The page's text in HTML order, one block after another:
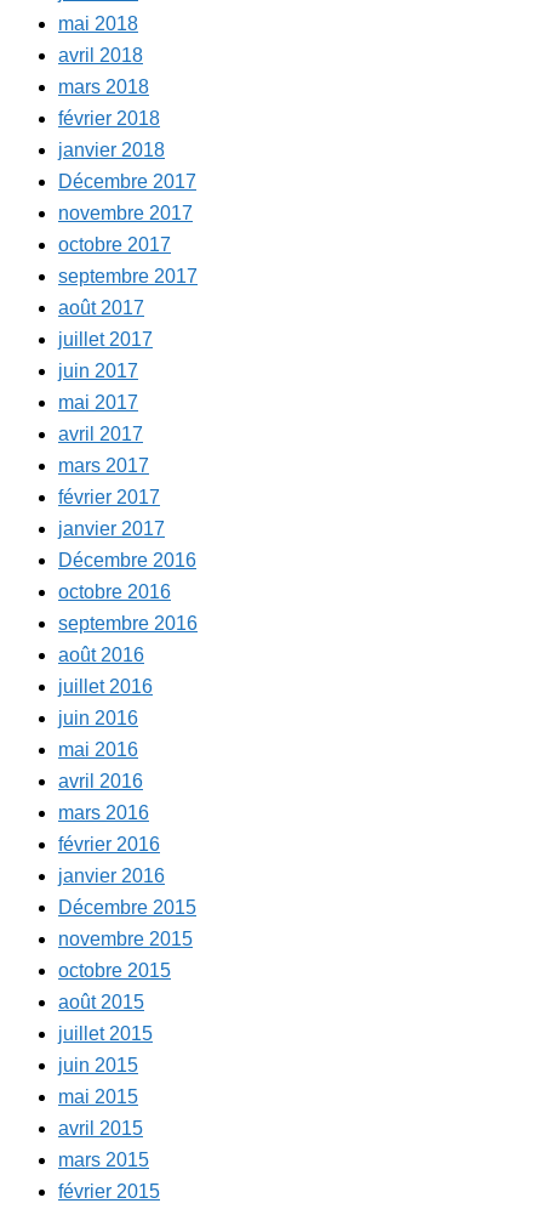
mai 2018
avril 2018
mars 2018
février 2018
janvier 2018
Décembre 2017
novembre 2017
octobre 2017
septembre 2017
août 2017
juillet 2017
juin 2017
mai 2017
avril 2017
mars 2017
février 2017
janvier 2017
Décembre 2016
octobre 2016
septembre 2016
août 2016
juillet 2016
juin 2016
mai 2016
avril 2016
mars 2016
février 2016
janvier 2016
Décembre 2015
novembre 2015
octobre 2015
août 2015
juillet 2015
juin 2015
mai 2015
avril 2015
mars 2015
février 2015